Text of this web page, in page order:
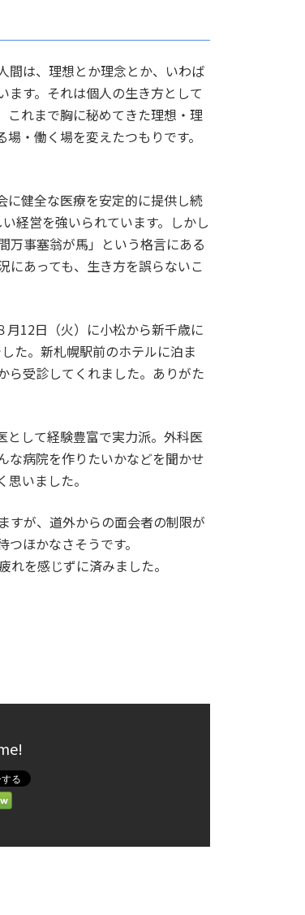
間は、理想とか理念とか、いわば
す。それは個人の生き方として
これまで胸に秘めてきた理想・理
・働く場を変えたつもりです。
に健全な医療を安定的に提供し続
経営を強いられています。しかし
万事塞翁が馬」という格言にある
にあっても、生き方を誤らないこ
12日（火）に小松から新千歳に
た。新札幌駅前のホテルに泊ま
ら受診してくれました。ありがた
として経験豊富で実力派。外科医
な病院を作りたいかなどを聞かせ
いました。
すが、道外からの面会者の制限が
ほかなさそうです。
を感じずに済みました。